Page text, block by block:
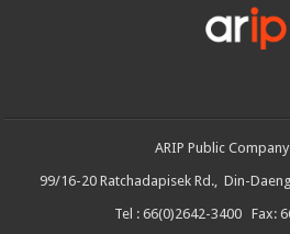
ARIP Public
99/16-20 Ratchadapisek Rd., Din-
Tel : 66(0)2642-3400 Fax: